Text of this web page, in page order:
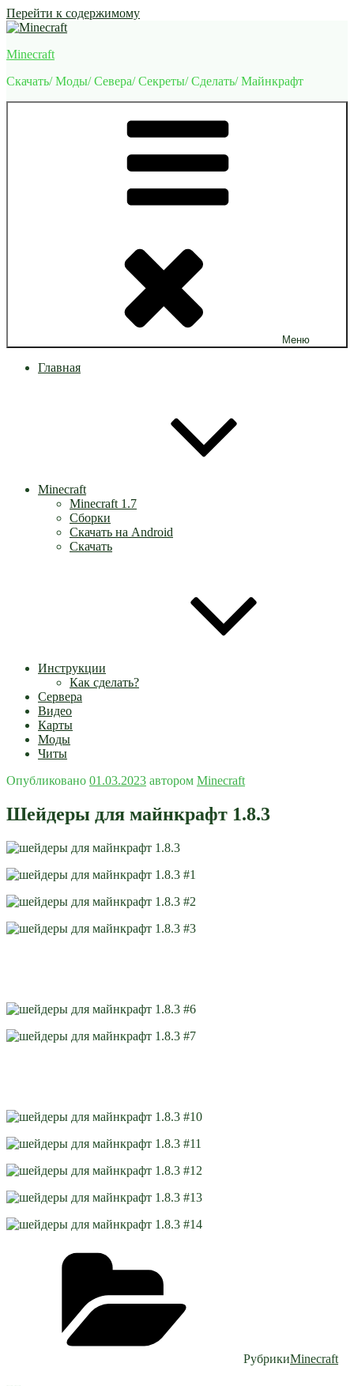
Перейти к содержимому
Minecraft
Скачать/ Моды/ Севера/ Секреты/ Сделать/ Майнкрафт
Меню
Главная
Minecraft
Minecraft 1.7
Сборки
Скачать на Android
Скачать
Инструкции
Как сделать?
Сервера
Видео
Карты
Моды
Читы
Опубликовано 01.03.2023 автором Minecraft
Шейдеры для майнкрафт 1.8.3
РубрикиMinecraft